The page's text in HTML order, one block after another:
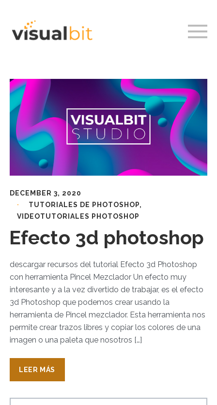
DECEMBER 3, 2020
TUTORIALES DE PHOTOSHOP,
VIDEOTUTORIALES PHOTOSHOP
Efecto 3d photoshop
descargar recursos del tutorial Efecto 3d Photoshop
con herramienta Pincel Mezclador Un efecto muy
interesante y a la vez divertido de trabajar, es el efecto
3d Photoshop que podemos crear usando la
herramienta de Pincel mezclador. Esta herramienta nos
permite crear trazos libres y copiar los colores de una
imagen o una paleta que nosotros […]
LEER MÁS